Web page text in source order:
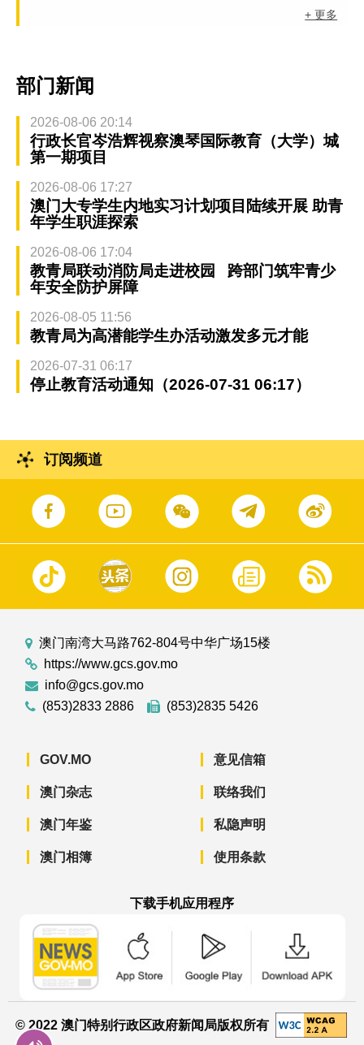
+ 更多
部门新闻
2026-08-06 20:14
行政长官岑浩辉视察澳琴国际教育（大学）城
第一期项目
2026-08-06 17:27
澳门大专学生内地实习计划项目陆续开展 助青
年学生职涯探索
2026-08-06 17:04
教青局联动消防局走进校园 跨部门筑牢青少
年安全防护屏障
2026-08-05 11:56
教青局为高潜能学生办活动激发多元才能
2026-07-31 06:17
停止教育活动通知（2026-07-31 06:17）
订阅频道
澳门南湾大马路762-804号中华广场15楼
https://www.gcs.gov.mo
info@gcs.gov.mo
(853)2833 2886
(853)2835 5426
GOV.MO
澳门杂志
澳门年鉴
澳门相簿
意见信箱
联络我们
私隐声明
使用条款
下载手机应用程序
© 2022 澳门特别行政区政府新闻局版权所有